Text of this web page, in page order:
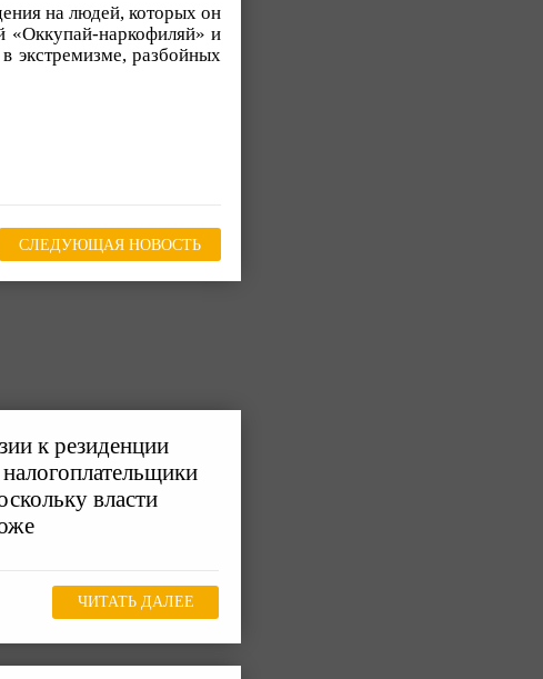
на людей, которых он
«Оккупай-наркофиляй» и
экстремизме, разбойных
СЛЕДУЮЩАЯ НОВОСТЬ
к резиденции
власти
ЧИТАТЬ ДАЛЕЕ